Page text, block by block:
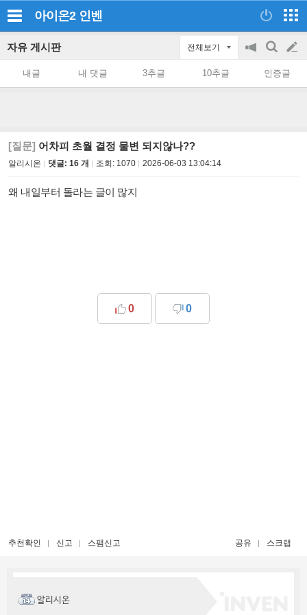
아이온2 인벤
자유 게시판 전체보기
공
on/off
검
색
글
쓰
내글 내 댓글 3추글 10추글 인증글
[질문] 어차피 초월 결정 물변 되지않나??
알리시온 댓글: 16 개 조회: 1070 2026-06-03 13:04:14
왜 내일부터 돌라는 글이 많지
0 0
추천확인 신고 스팸신고 공유 스크랩
알리시온